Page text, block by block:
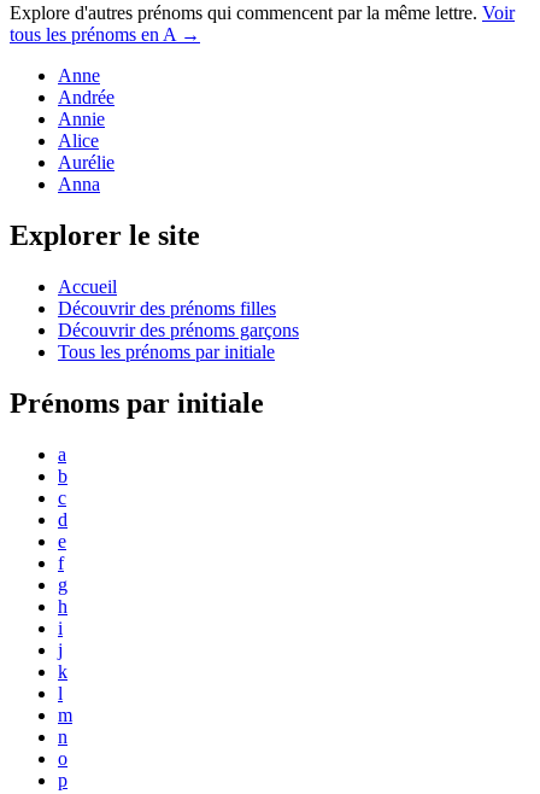
Explore d'autres prénoms qui commencent par la même lettre. Voir
tous les prénoms en A →
Anne
Andrée
Annie
Alice
Aurélie
Anna
Explorer le site
Accueil
Découvrir des prénoms filles
Découvrir des prénoms garçons
Tous les prénoms par initiale
Prénoms par initiale
a
b
c
d
e
f
g
h
i
j
k
l
m
n
o
p